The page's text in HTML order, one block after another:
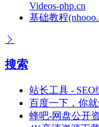
Videos-php.cn
基础教程
搜索
站长工具 - SEO
百度一下，你
蜂吧-网盘公开